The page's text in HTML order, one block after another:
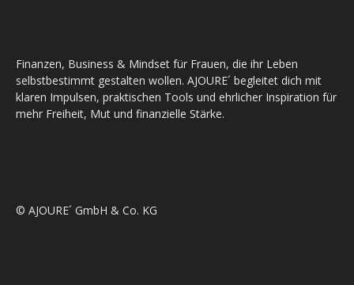
Finanzen, Business & Mindset für Frauen, die ihr Leben
selbstbestimmt gestalten wollen. AJOURE´ begleitet dich mit
klaren Impulsen, praktischen Tools und ehrlicher Inspiration für
mehr Freiheit, Mut und finanzielle Stärke.
© AJOURE´ GmbH & Co. KG